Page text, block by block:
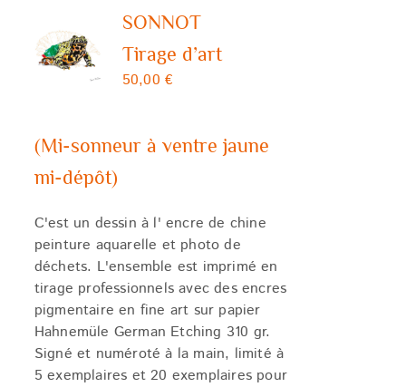
SONNOT
Tirage d’art
50,00 €
(Mi-sonneur à ventre jaune
mi-dépôt)
C'est un dessin à l' encre de chine
peinture aquarelle et photo de
déchets. L'ensemble est imprimé en
tirage professionnels avec des encres
pigmentaire en fine art sur papier
Hahnemüle German Etching 310 gr.
Signé et numéroté à la main, limité à
5 exemplaires et 20 exemplaires pour